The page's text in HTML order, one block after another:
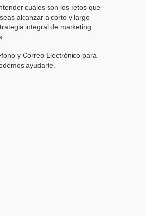
cuáles son los retos que
alcanzar a corto y largo
integral de marketing
y Correo Electrónico para
ayudarte.